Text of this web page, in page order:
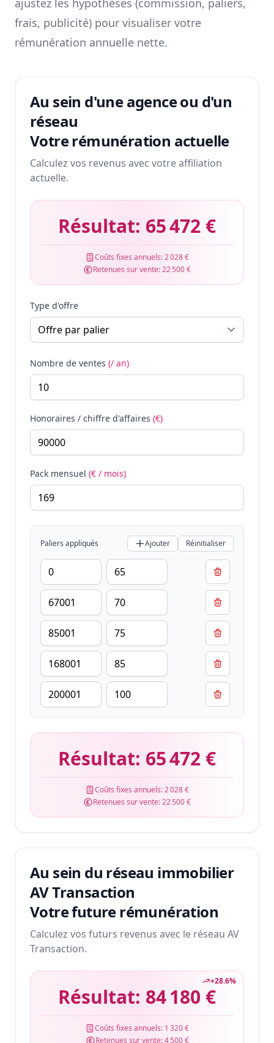
ajustez les hypothèses (commission, paliers,
frais, publicité) pour visualiser votre
rémunération annuelle nette.
Au sein d'une agence ou d'un
réseau
Votre rémunération actuelle
Calculez vos revenus avec votre affiliation
actuelle.
Résultat: 65 472 €
Coûts fixes annuels:2 028 €
Retenues sur vente:22 500 €
Type d'offre
Nombre de ventes (/ an)
Honoraires / chiffre d'affaires (€)
Pack mensuel (€ / mois)
Paliers appliqués Ajouter Réinitialiser
Résultat: 65 472 €
Coûts fixes annuels:2 028 €
Retenues sur vente:22 500 €
Au sein du réseau immobilier
AV Transaction
Votre future rémunération
Calculez vos futurs revenus avec le réseau AV
Transaction.
+28.6%
Résultat: 84 180 €
Coûts fixes annuels: 1 320 €
Retenues sur vente:4 500 €